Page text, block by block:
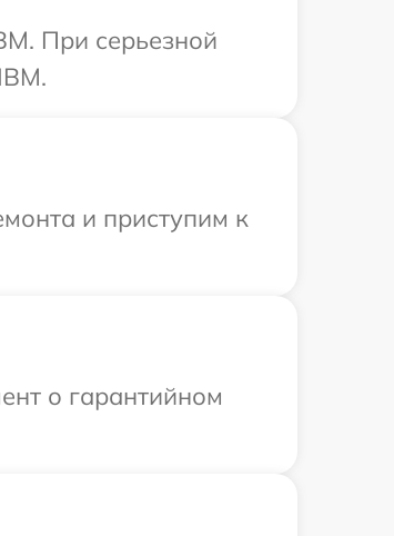
При серьезной
и приступим к
о гарантийном